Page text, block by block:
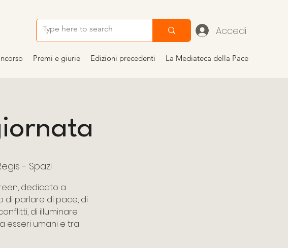
Accedi
Premi e giurie Edizioni precedenti La Mediateca della Pace
- Spazi
dedicato a
di parlare di pace, di
di illuminare
esseri umani e tra